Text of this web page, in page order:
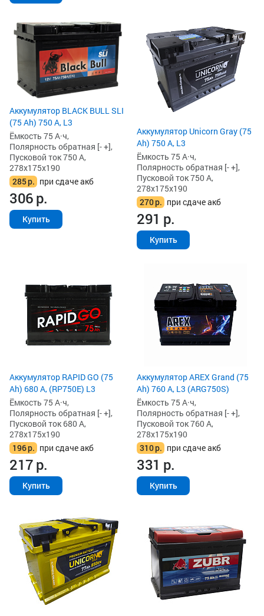
Аккумулятор BLACK BULL SLI
(75 Ah) 750 А, L3
Ёмкость 75 А·ч,
Полярность обратная [- +],
Пусковой ток 750 А,
278x175x190
285р. при сдаче акб
306р.
Купить
Аккумулятор Unicorn Gray (75
Ah) 750 А, L3
Ёмкость 75 А·ч,
Полярность обратная [- +],
Пусковой ток 750 А,
278x175x190
270р. при сдаче акб
291 р.
Купить
Аккумулятор RAPID GO (75
Ah) 680 А, (RP750E) L3
Ёмкость 75 А·ч,
Полярность обратная [- +],
Пусковой ток 680 А,
278x175x190
196р. при сдаче акб
217р.
Купить
Аккумулятор AREX Grand (75
Ah) 760 А, L3 (ARG750S)
Ёмкость 75 А·ч,
Полярность обратная [- +],
Пусковой ток 760 А,
278x175x190
310р. при сдаче акб
331 р.
Купить